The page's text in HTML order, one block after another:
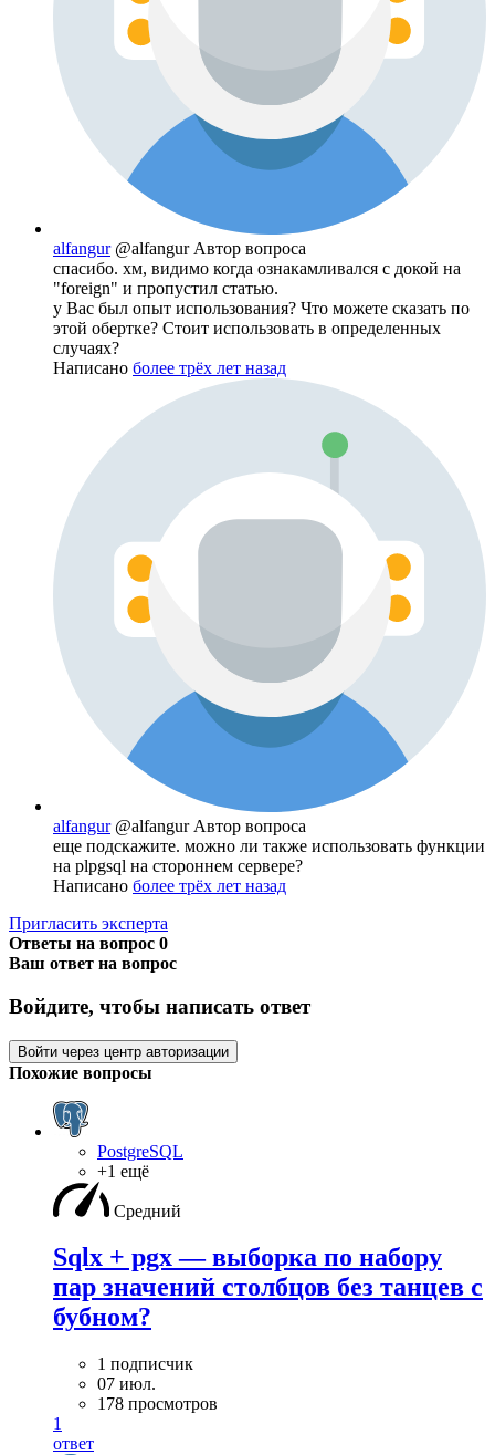
alfangur @alfangur Автор вопроса
спасибо. хм, видимо когда ознакамливался с докой на
"foreign" и пропустил статью.
у Вас был опыт использования? Что можете сказать по
этой обертке? Стоит использовать в определенных
случаях?
Написано более трёх лет назад
alfangur @alfangur Автор вопроса
еще подскажите. можно ли также использовать функции
на plpgsql на стороннем сервере?
Написано более трёх лет назад
Пригласить эксперта
Ответы на вопрос 0
Ваш ответ на вопрос
Войдите, чтобы написать ответ
Войти через центр авторизации
Похожие вопросы
PostgreSQL
+1 ещё
Средний
Sqlx + pgx — выборка по набору
пар значений столбцов без танцев с
бубном?
1 подписчик
07 июл.
178 просмотров
1
ответ